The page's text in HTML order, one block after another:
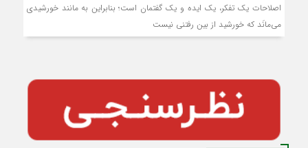
اصلاحات يک تفکر، يک ايد‌‌ه و يک گفتمان است؛ بنابراين به مانند‌‌ خورشيد‌‌ي
مي‌مانَد‌‌ که خورشيد‌‌ از بين رفتني نيست